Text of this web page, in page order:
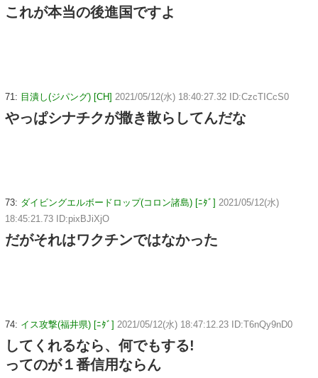
これが本当の後進国ですよ
71: 目潰し(ジパング) [CH] 2021/05/12(水) 18:40:27.32 ID:CzcTICcS0
やっぱシナチクが撒き散らしてんだな
73: ダイビングエルボードロップ(コロン諸島) [ﾆﾀﾞ] 2021/05/12(水)
18:45:21.73 ID:pixBJiXjO
だがそれはワクチンではなかった
74: イス攻撃(福井県) [ﾆﾀﾞ] 2021/05/12(水) 18:47:12.23 ID:T6nQy9nD0
してくれるなら、何でもする!
ってのが１番信用ならん